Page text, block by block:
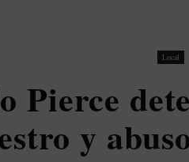
Local
Pierce
y